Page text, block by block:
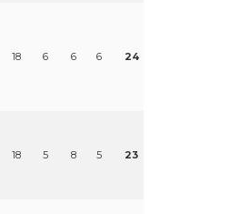
18 6 6 6 24
18 5 8 5 23